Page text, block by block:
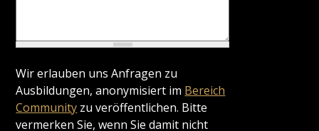
Wir erlauben uns Anfragen zu
Ausbildungen, anonymisiert im Bereich
Community zu veröffentlichen. Bitte
vermerken Sie, wenn Sie damit nicht